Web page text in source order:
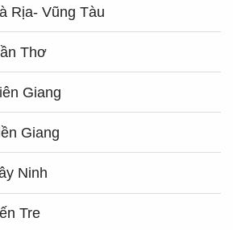
Rịa- Vũng Tàu
Thơ
Giang
Giang
Ninh
Tre